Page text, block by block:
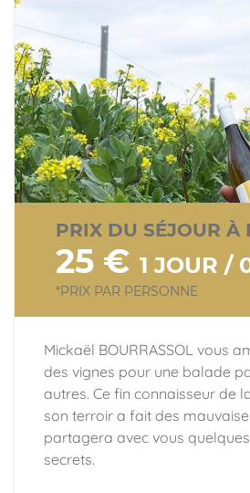
PRIX DU SÉJOUR À
25 € 1 JOUR /
*PRIX PAR PERSONNE
Mickaël BOURRASSOL vous
des vignes pour une balade
autres. Ce fin connaisseur de
son terroir a fait des
partagera avec vous
secrets.